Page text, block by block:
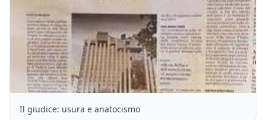
Il giudice: usura e anatocismo